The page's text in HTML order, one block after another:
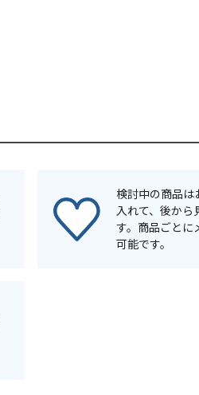
検討中の商品は
入れて、後から
す。商品ごとに
可能です。